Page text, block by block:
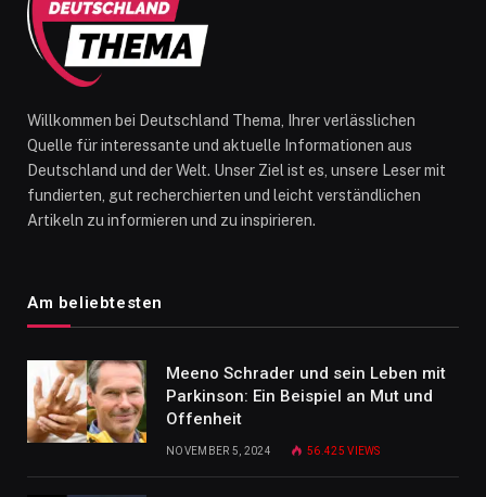
Willkommen bei Deutschland Thema, Ihrer verlässlichen
Quelle für interessante und aktuelle Informationen aus
Deutschland und der Welt. Unser Ziel ist es, unsere Leser mit
fundierten, gut recherchierten und leicht verständlichen
Artikeln zu informieren und zu inspirieren.
Am beliebtesten
Meeno Schrader und sein Leben mit
Parkinson: Ein Beispiel an Mut und
Offenheit
NOVEMBER 5, 2024 56.425VIEWS